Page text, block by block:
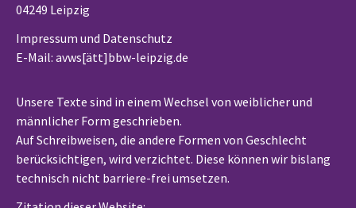
04249 Leipzig
Impressum und Datenschutz
E-Mail: avws[ätt]bbw-leipzig.de
Unsere Texte sind in einem Wechsel von weiblicher und
männlicher Form geschrieben.
Auf Schreibweisen, die andere Formen von Geschlecht
berücksichtigen, wird verzichtet. Diese können wir bislang
technisch nicht barriere-frei umsetzen.